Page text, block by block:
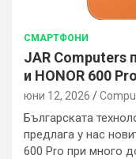
СМАРТФОНИ
JAR Computers
и HONOR 600
юни 12, 2026
Българската
предлага у нас
600 Pro при много